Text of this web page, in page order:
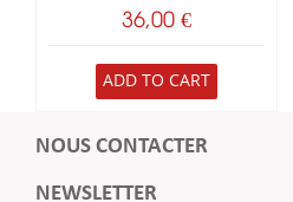
36,00 €
ADD TO CART
NOUS CONTACTER
NEWSLETTER